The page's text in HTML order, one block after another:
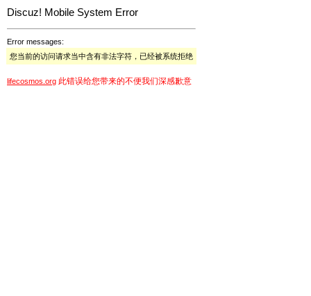
Discuz! Mobile System Error
Error messages:
您当前的访问请求当中含有非法字符，已经被系统拒绝
lifecosmos.org 此错误给您带来的不便我们深感歉意